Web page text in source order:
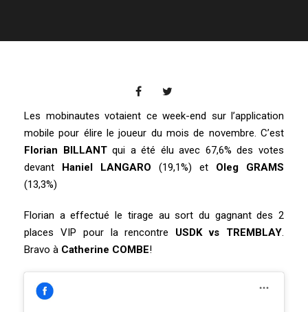
Les mobinautes votaient ce week-end sur l’application
mobile pour élire le joueur du mois de novembre. C’est
Florian BILLANTqui a été élu avec 67,6% des votes
devant
Haniel LANGARO (19,1%) et Oleg GRAMS
(13,3%)
Florian a effectué le tirage au sort du gagnant des 2
places VIP pour la rencontre USDK vs TREMBLAY.
Bravo à Catherine COMBE!